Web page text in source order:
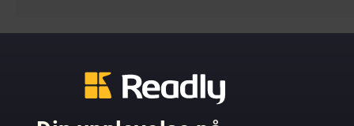
KALLELSE TILL BOLAGSSTÄMMA